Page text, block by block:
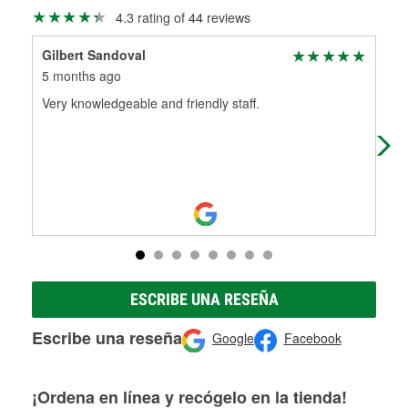
Herramientas de O'Reilly
pueden ser reutilizados, podemos ayudarte a encontrar las
partes de reemplazo correctas para tu reparación.
Rectificación de tambores y discos de freno
4.3 rating of 44 reviews
Gilbert Sandoval
5 months ago
Very knowledgeable and friendly staff.
ESCRIBE UNA RESEÑA
Escribe una reseña Google Facebook
¡Ordena en línea y recógelo en la tienda!